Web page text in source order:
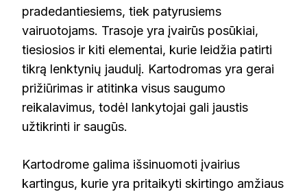
pradedantiesiems, tiek patyrusiems
vairuotojams. Trasoje yra įvairūs posūkiai,
tiesiosios ir kiti elementai, kurie leidžia patirti
tikrą lenktynių jaudulį. Kartodromas yra gerai
prižiūrimas ir atitinka visus saugumo
reikalavimus, todėl lankytojai gali jaustis
užtikrinti ir saugūs.
Kartodrome galima išsinuomoti įvairius
kartingus, kurie yra pritaikyti skirtingo amžiaus